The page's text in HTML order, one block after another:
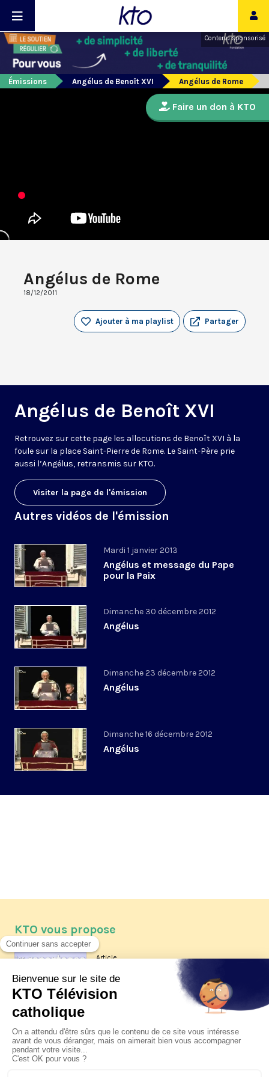
Contenu sponsorisé
Émissions Angélus de Benoît XVI Angélus de Rome
Angélus de Rome
18/12/2011
Partager
Ajouter à ma playlist
Angélus de Benoît XVI
Retrouvez sur cette page les allocutions de Benoît XVI à la
foule sur la place Saint-Pierre de Rome. Le Saint-Père prie
aussi l’Angélus, retransmis sur KTO.
Visiter la page de l'émission
Autres vidéos de l'émission
Mardi 1 janvier 2013
Angélus et message du Pape
pour la Paix
Dimanche 30 décembre 2012
Angélus
Dimanche 23 décembre 2012
Angélus
Dimanche 16 décembre 2012
Angélus
Faire un don à KTO
KTO vous propose
Article
Les reportages d'été 2026 de KTO
La visite pastorale du pape Léon
XIV à Assise à suivre sur KTO le
jeudi 6 août